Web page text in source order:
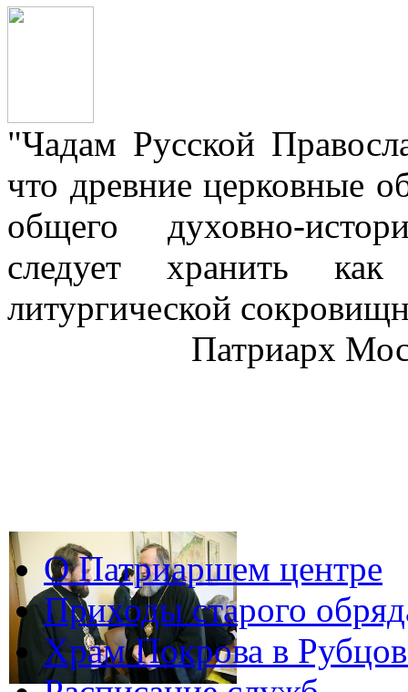
"Чадам Русской
что древние церковные
общего духовно-
следует хранить
литургической
Патриарх
О Патриаршем центре
Приходы старого
Храм Покрова в